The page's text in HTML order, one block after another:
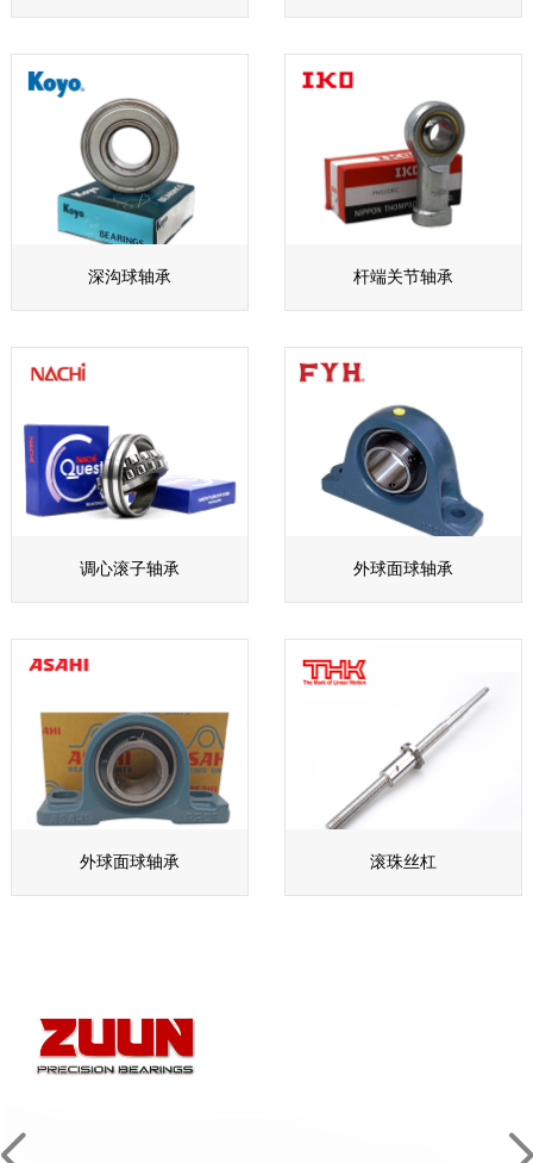
深沟球轴承 杆端关节轴承
调心滚子轴承 外球面球轴承
外球面球轴承 滚珠丝杠